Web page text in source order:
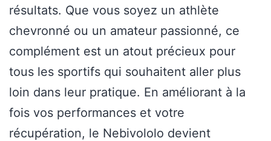
résultats. Que vous soyez un athlète
chevronné ou un amateur passionné, ce
complément est un atout précieux pour
tous les sportifs qui souhaitent aller plus
loin dans leur pratique. En améliorant à la
fois vos performances et votre
récupération, le Nebivololo devient